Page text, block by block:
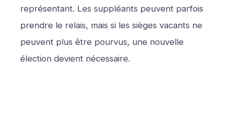
représentant. Les suppléants peuvent parfois
prendre le relais, mais si les sièges vacants ne
peuvent plus être pourvus, une nouvelle
élection devient nécessaire.